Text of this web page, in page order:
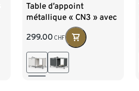
Table d’appoint
métallique « CN3 » avec
1 abattant et roulettes,
blanc
299.00 CHF